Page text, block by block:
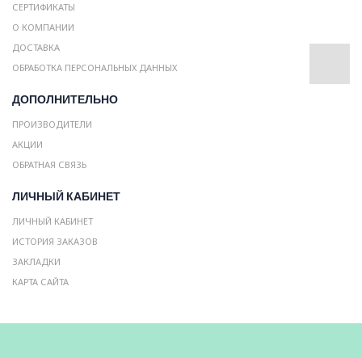
СЕРТИФИКАТЫ
О КОМПАНИИ
ДОСТАВКА
ОБРАБОТКА ПЕРСОНАЛЬНЫХ ДАННЫХ
ДОПОЛНИТЕЛЬНО
ПРОИЗВОДИТЕЛИ
АКЦИИ
ОБРАТНАЯ СВЯЗЬ
ЛИЧНЫЙ КАБИНЕТ
ЛИЧНЫЙ КАБИНЕТ
ИСТОРИЯ ЗАКАЗОВ
ЗАКЛАДКИ
КАРТА САЙТА